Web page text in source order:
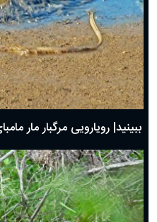
ببینید| رویارویی مرگبار مار